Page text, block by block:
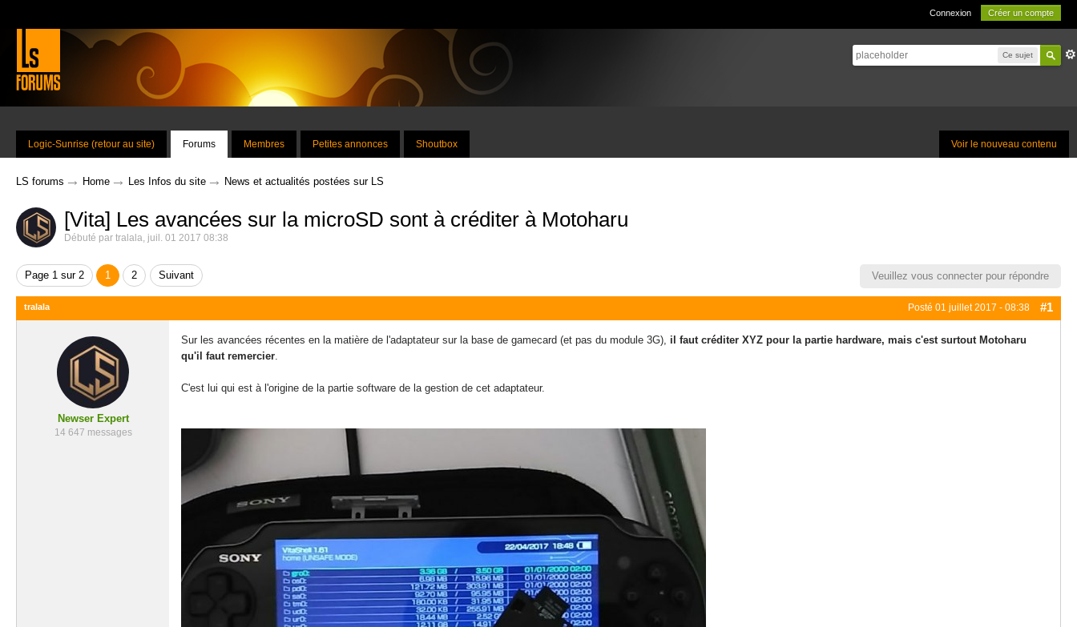
Connexion Créer un compte
Ce sujet
Voir le nouveau contenu
Logic-Sunrise (retour au site) Forums Membres Petites annonces Shoutbox
LS forums → Home → Les Infos du site → News et actualités postées sur LS
[Vita] Les avancées sur la microSD sont à créditer à Motoharu
Débuté par tralala, juil. 01 2017 08:38
Page 1 sur 2 1 2 Suivant Veuillez vous connecter pour répondre
Posté 01 juillet 2017 - 08:38 #1
tralala
Newser Expert
14 647 messages
Sur les avancées récentes en la matière de l'adaptateur sur la base de gamecard (et pas du module 3G), il faut créditer XYZ pour la partie hardware, mais c'est surtout Motoharu
qu'il faut remercier.
C'est lui qui est à l'origine de la partie software de la gestion de cet adaptateur.